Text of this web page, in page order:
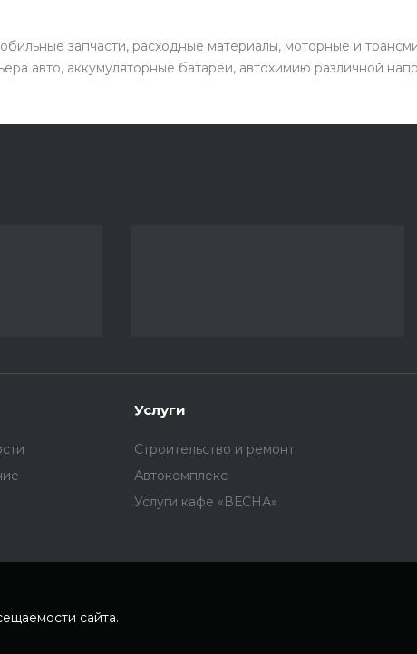
запчасти, расходные материалы, моторные и
авто, аккумуляторные батареи, автохимию различной
Услуги
Строительство и ремонт
Автокомплекс
Услуги кафе «ВЕСНА»
сайта.